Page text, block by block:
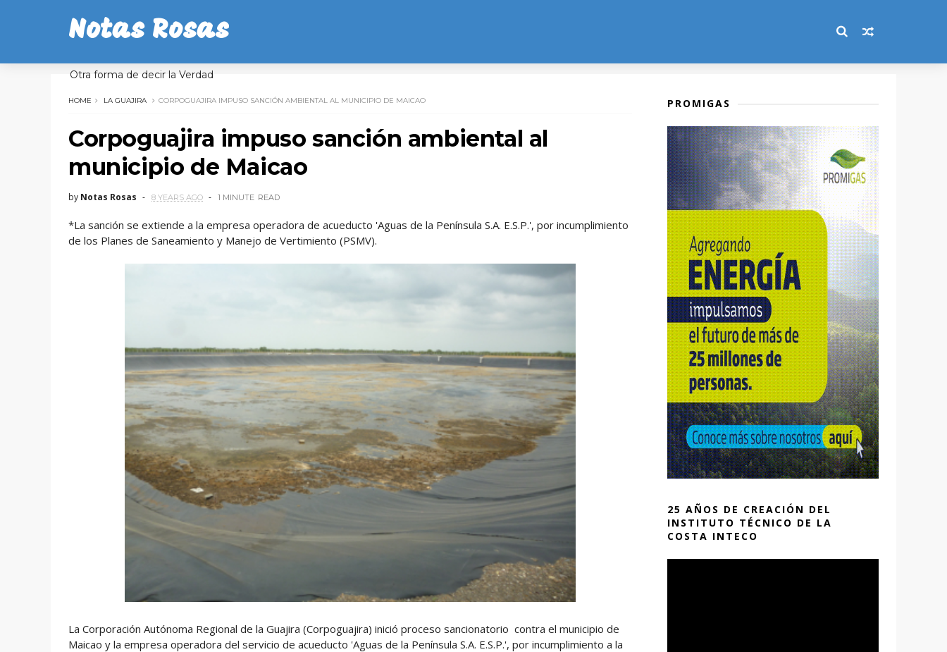
Notas Rosas
Otra forma de decir la Verdad
HOME LA GUAJIRA CORPOGUAJIRA IMPUSO SANCIÓN AMBIENTAL AL MUNICIPIO DE MAICAO
Corpoguajira impuso sanción ambiental al
municipio de Maicao
by Notas Rosas 8 YEARS AGO 1 MINUTE READ
*La sanción se extiende a la empresa operadora de acueducto 'Aguas de la Península S.A. E.S.P.', por incumplimiento
de los Planes de Saneamiento y Manejo de Vertimiento (PSMV).
La Corporación Autónoma Regional de la Guajira (Corpoguajira) inició proceso sancionatorio contra el municipio de
Maicao y la empresa operadora del servicio de acueducto 'Aguas de la Península S.A. E.S.P.', por incumplimiento a la
PROMIGAS
25 AÑOS DE CREACIÓN DEL
INSTITUTO TÉCNICO DE LA
COSTA INTECO